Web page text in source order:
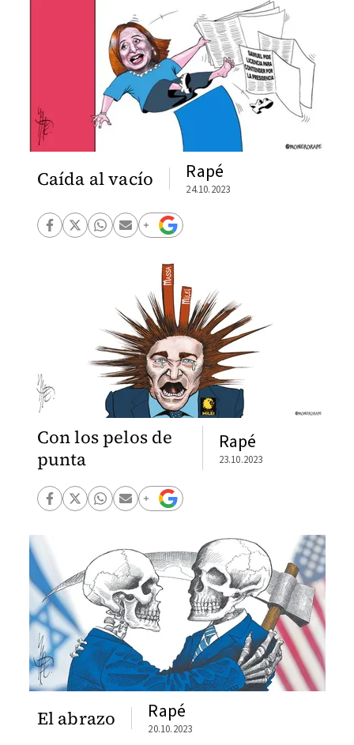
Caída al vacío Rapé
24.10.2023
Con los pelos de
punta
Rapé
23.10.2023
El abrazo Rapé
20.10.2023